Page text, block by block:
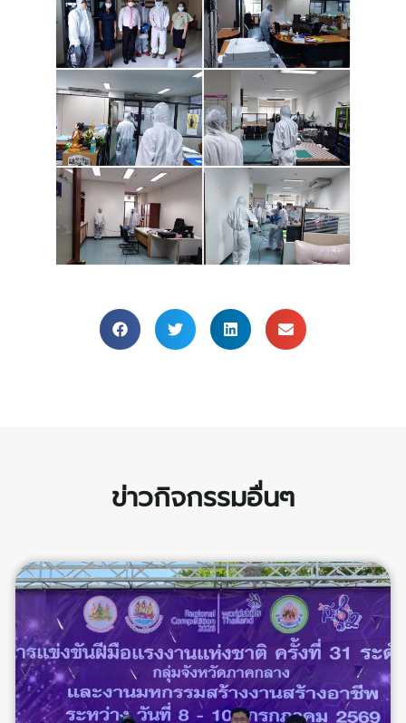
ข่าวกิจกรรมอื่นๆ